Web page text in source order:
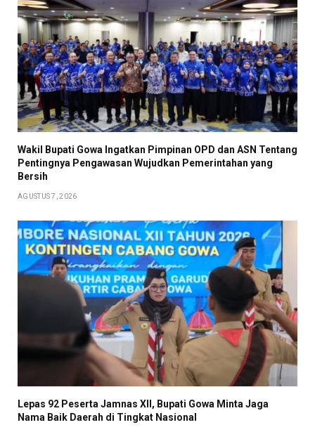
Wakil Bupati Gowa Ingatkan Pimpinan OPD dan ASN Tentang
Pentingnya Pengawasan Wujudkan Pemerintahan yang
Bersih
AGUSTUS 7, 2026
Lepas 92 Peserta Jamnas XII, Bupati Gowa Minta Jaga
Nama Baik Daerah di Tingkat Nasional